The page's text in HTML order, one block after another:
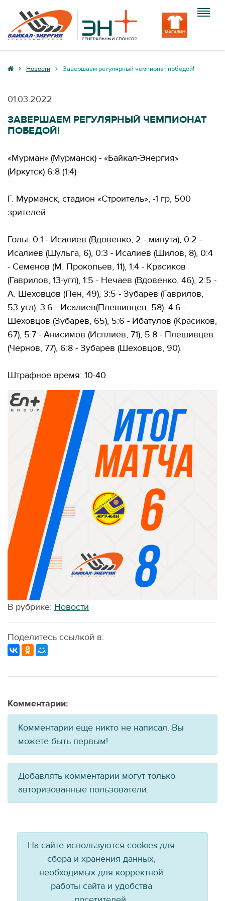
Клуб
Медиа
Вход
Новости Завершаем регулярный чемпионат победой!
01.03.2022
ЗАВЕРШАЕМ РЕГУЛЯРНЫЙ ЧЕМПИОНАТ
ПОБЕДОЙ!
«Мурман» (Мурманск) - «Байкал-Энергия»
(Иркутск) 6:8 (1:4)
Г. Мурманск, стадион «Строитель», -1 гр, 500
зрителей.
Голы: 0:1 - Исалиев (Вдовенко, 2 - минута), 0:2 -
Исалиев (Шульга, 6), 0:3 - Исалиев (Шилов, 8), 0:4
- Семенов (М. Прокопьев, 11), 1:4 - Красиков
(Гаврилов, 13-угл), 1:5 - Нечаев (Вдовенко, 46), 2:5 -
А. Шеховцов (Пен, 49), 3:5 - Зубарев (Гаврилов,
53-угл), 3:6 - Исалиев(Плешивцев, 58), 4:6 -
Шеховцов (Зубарев, 65), 5:6 - Ибатулов (Красиков,
67), 5:7 - Анисимов (Исплиев, 71), 5:8 - Плешивцев
(Чернов, 77), 6:8 - Зубарев (Шеховцов, 90).
Штрафное время: 10-40
В рубрике: Новости
Поделитесь ссылкой в:
Комментарии:
Комментарии еще никто не написал. Вы
можете быть первым!
Добавлять комментарии могут только
авторизованные пользователи.
На сайте используются cookies для
сбора и хранения данных,
необходимых для корректной
работы сайта и удобства